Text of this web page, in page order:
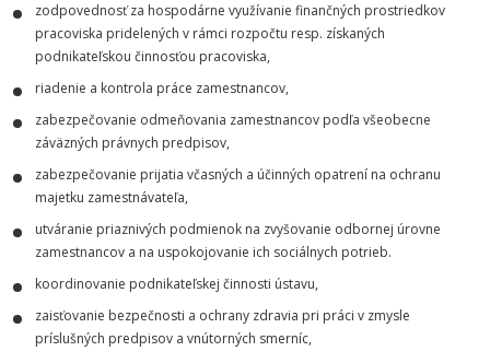
zodpovednosť za hospodárne využívanie finančných prostriedkov
pracoviska pridelených v rámci rozpočtu resp. získaných
podnikateľskou činnosťou pracoviska,
riadenie a kontrola práce zamestnancov,
zabezpečovanie odmeňovania zamestnancov podľa všeobecne
záväzných právnych predpisov,
zabezpečovanie prijatia včasných a účinných opatrení na ochranu
majetku zamestnávateľa,
utváranie priaznivých podmienok na zvyšovanie odbornej úrovne
zamestnancov a na uspokojovanie ich sociálnych potrieb.
koordinovanie podnikateľskej činnosti ústavu,
zaisťovanie bezpečnosti a ochrany zdravia pri práci v zmysle
príslušných predpisov a vnútorných smerníc,